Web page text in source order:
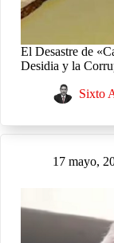
El Desastre de
Desidia y la
Sixto
17 mayo,